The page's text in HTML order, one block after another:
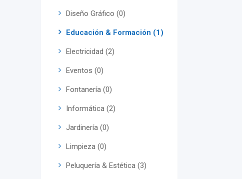
Diseño Gráfico (0)
Educación & Formación (1)
Electricidad (2)
Eventos (0)
Fontanería (0)
Informática (2)
Jardinería (0)
Limpieza (0)
Peluquería & Estética (3)